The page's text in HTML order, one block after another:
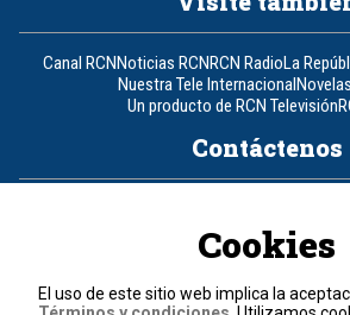
Canal RCNNoticias RCNRCN RadioLa
Nuestra Tele InternacionalNovelas
Un producto de RCN Televisión
Contáctenos
Política de cookies
Términos y
Cookies
El uso de este sitio web implica la